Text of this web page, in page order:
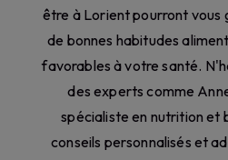
être à Lorient pourront vous
de bonnes habitudes
favorables à votre santé.
des experts comme
spécialiste en nutrition et
conseils personnalisés et